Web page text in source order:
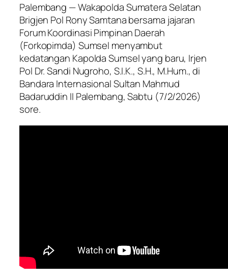
Palembang — Wakapolda Sumatera Selatan
Brigjen Pol Rony Samtana bersama jajaran
Forum Koordinasi Pimpinan Daerah
(Forkopimda) Sumsel menyambut
kedatangan Kapolda Sumsel yang baru, Irjen
Pol Dr. Sandi Nugroho, S.I.K., S.H., M.Hum., di
Bandara Internasional Sultan Mahmud
Badaruddin II Palembang, Sabtu (7/2/2026)
sore.